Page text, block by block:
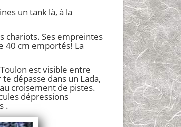
un tank là, à la
chariots. Ses empreintes
40 cm emportés! La
est visible entre
dépasse dans un Lada,
croisement de pistes.
dépressions
.